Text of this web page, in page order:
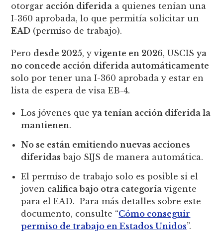
otorgar acción diferida a quienes tenían una
I-360 aprobada, lo que permitía solicitar un
EAD (permiso de trabajo).
Pero desde 2025, yvigente en 2026, USCISya
no concede acción diferida automáticamente
solo por tener una I-360 aprobada y estar en
lista de espera de visa EB-4.
Los jóvenes queya tenían acción diferida la
mantienen.
No se están emitiendo nuevas acciones
diferidas bajo SIJS de manera automática.
El permiso de trabajo solo es posible si el
joven califica bajo otra categoría vigente
para el EAD. Para más detalles sobre este
documento, consulte “Cómo conseguir
permiso de trabajo en Estados Unidos”.